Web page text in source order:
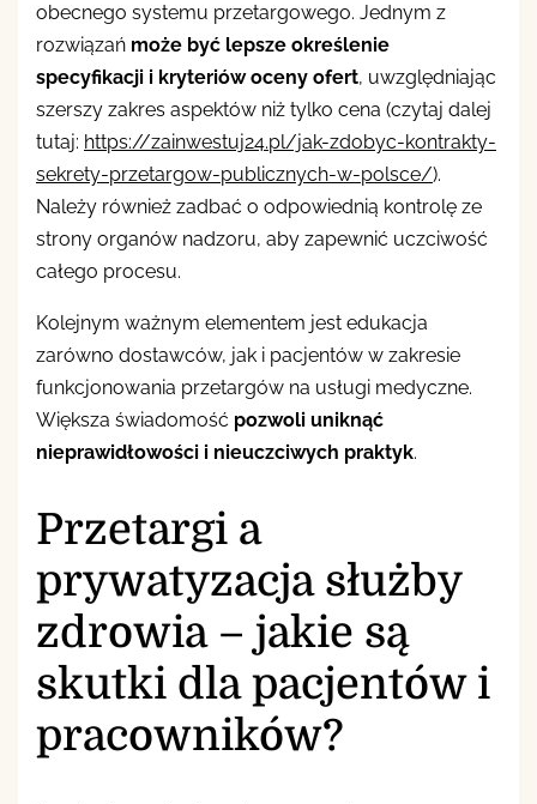
obecnego systemu przetargowego. Jednym z
rozwiązań może być lepsze określenie
specyfikacji i kryteriów oceny ofert, uwzględniając
szerszy zakres aspektów niż tylko cena (czytaj dalej
tutaj: https://zainwestuj24.pl/jak-zdobyc-kontrakty-
sekrety-przetargow-publicznych-w-polsce/).
Należy również zadbać o odpowiednią kontrolę ze
strony organów nadzoru, aby zapewnić uczciwość
całego procesu.
Kolejnym ważnym elementem jest edukacja
zarówno dostawców, jak i pacjentów w zakresie
funkcjonowania przetargów na usługi medyczne.
Większa świadomość pozwoli uniknąć
nieprawidłowości i nieuczciwych praktyk.
Przetargi a
prywatyzacja służby
zdrowia – jakie są
skutki dla pacjentów i
pracowników?